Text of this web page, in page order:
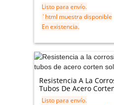
Listo para envío.
`html muestra disponible
En existencia.
Resistencia A La
Tubos De Acero
Listo para envío.